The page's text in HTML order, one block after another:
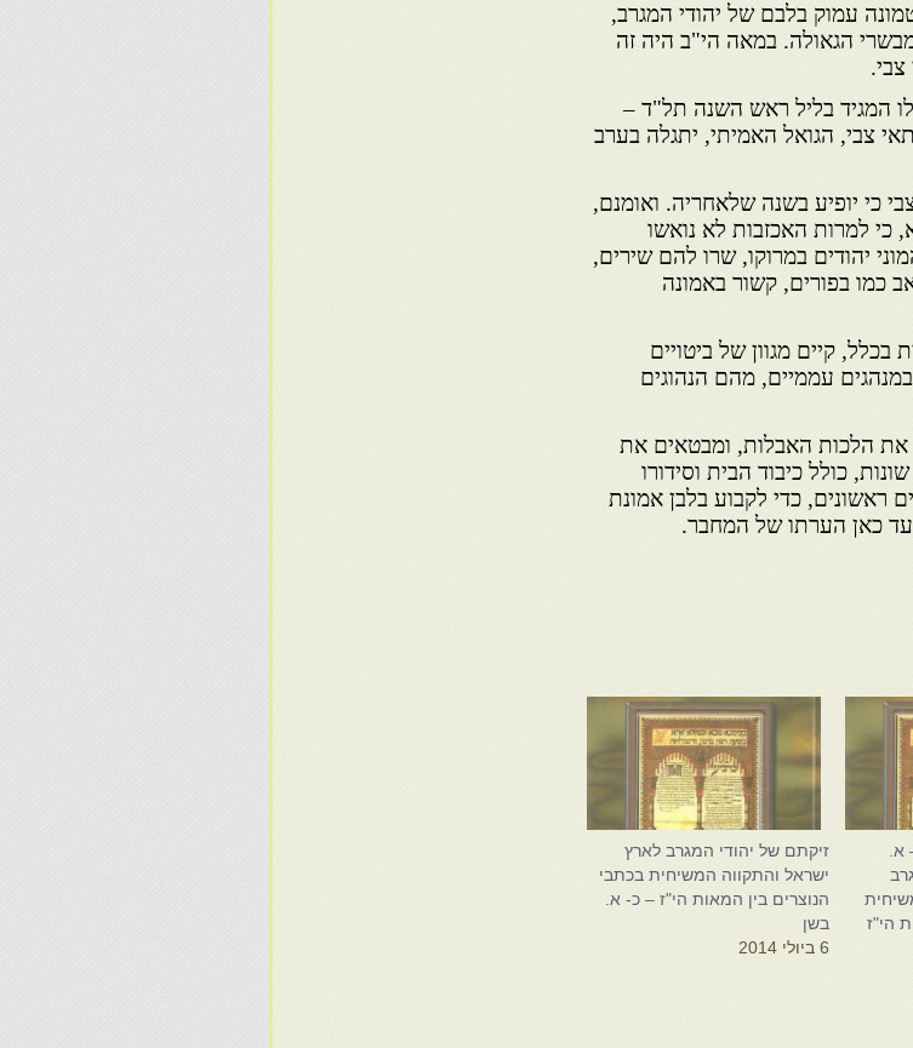
עמוק בלבם של יהודי המגרב,
הגאולה. במאה הי"ב היה זה
לו המגיד בליל ראש השנה תל"ד –
צבי, הגואל האמיתי, יתגלה בערב
כי יופיע בשנה שלאחריה. ואומנם,
למרות האכזבות לא נואשו
יהודים במרוקו, שרו להם שירים,
כמו בפורים, קשור באמונה
קיים מגוון של ביטויים
עממיים, מהם הנהוגים
את הלכות האבלות, ומבטאים את
כולל כיבוד הבית וסידורו
ראשונים, כדי לקבוע בלבן אמונת
עד כאן הערתו של המחבר.
א.
הי"ז
זיקתם של יהודי המגרב לארץ
ישראל והתקווה המשיחית בכתבי
הנוצרים בין המאות הי"ז – כ- א.
בשן
6 ביולי 2014